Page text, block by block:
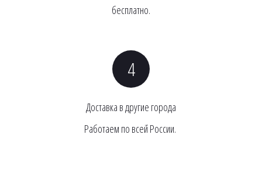
бесплатно.
Доставка в другие города
Работаем по всей России.